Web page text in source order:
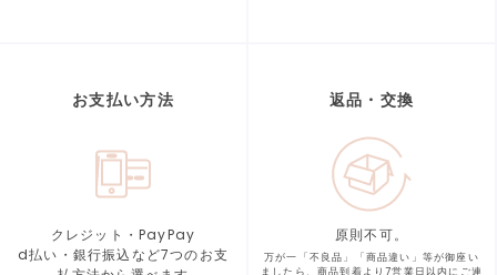
お支払い方法
クレジット・PayPay
d払い・銀行振込など7つのお支
返品・交換
原則不可。
万が一「不良品」「商品違い」等が御座い
ましたら、商品到着より7営業日以内にご連